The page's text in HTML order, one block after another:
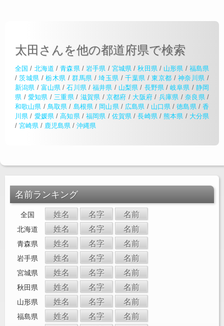
太田さんを他の都道府県で検索
全国 / 北海道 /青森県/ 岩手県 / 宮城県 /秋田県/ 山形県 / 福島県
/茨城県 /栃木県 /群馬県 /埼玉県 /千葉県 /東京都 /神奈川県 /
新潟県 / 富山県 /石川県/福井県 / 山梨県 / 長野県/岐阜県 / 静岡
県 / 愛知県 /三重県 / 滋賀県 / 京都府 / 大阪府 / 兵庫県 / 奈良県/
和歌山県 / 鳥取県 / 島根県/ 岡山県/ 広島県 / 山口県 /徳島県/香
川県 / 愛媛県/高知県/ 福岡県 / 佐賀県 /長崎県/熊本県 / 大分県
/ 宮崎県 / 鹿児島県 / 沖縄県
名前ランキング
全国 姓名 名字 名前
北海道 姓名 名字 名前
青森県 姓名 名字 名前
岩手県 姓名 名字 名前
宮城県 姓名 名字 名前
秋田県 姓名 名字 名前
山形県 姓名 名字 名前
福島県 姓名 名字 名前